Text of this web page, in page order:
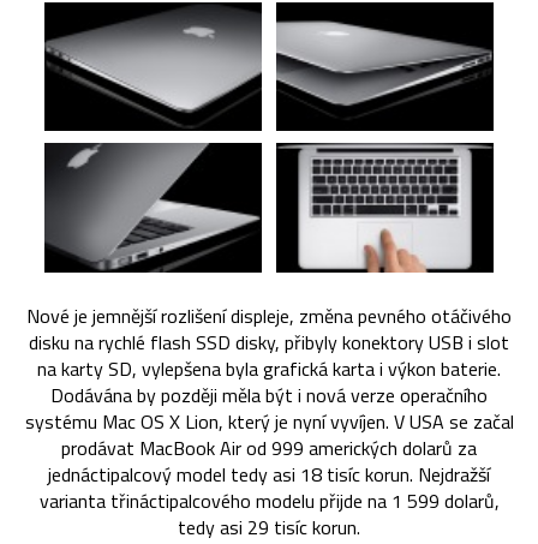
Nové je jemnější rozlišení displeje, změna pevného otáčivého
disku na rychlé flash SSD disky, přibyly konektory USB i slot
na karty SD, vylepšena byla grafická karta i výkon baterie.
Dodávána by později měla být i nová verze operačního
systému Mac OS X Lion, který je nyní vyvíjen. V USA se začal
prodávat MacBook Air od 999 amerických dolarů za
jednáctipalcový model tedy asi 18 tisíc korun. Nejdražší
varianta třináctipalcového modelu přijde na 1 599 dolarů,
tedy asi 29 tisíc korun.